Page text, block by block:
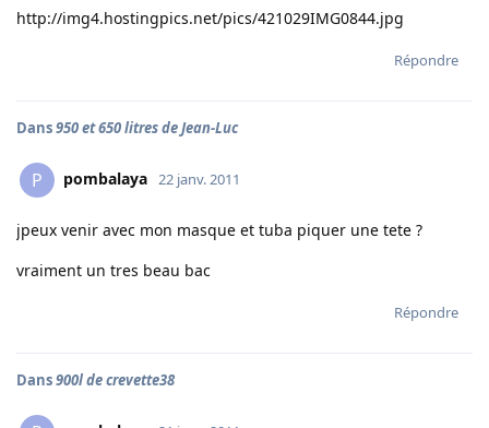
http://img4.hostingpics.net/pics/421029IMG0844.jpg
Répondre
Dans950 et 650 litres de Jean-Luc
P pombalaya 22 janv. 2011
jpeux venir avec mon masque et tuba piquer une tete ?
vraiment un tres beau bac
Répondre
Dans900l de crevette38